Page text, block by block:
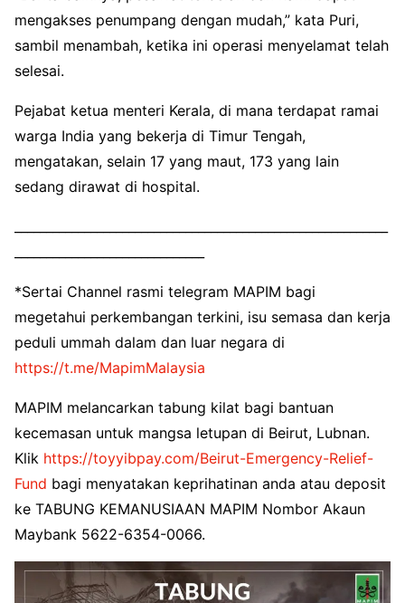
mengakses penumpang dengan mudah,” kata Puri,
sambil menambah, ketika ini operasi menyelamat telah
selesai.
Pejabat ketua menteri Kerala, di mana terdapat ramai
warga India yang bekerja di Timur Tengah,
mengatakan, selain 17 yang maut, 173 yang lain
sedang dirawat di hospital.
*Sertai Channel rasmi telegram MAPIM bagi
megetahui perkembangan terkini, isu semasa dan kerja
peduli ummah dalam dan luar negara di
https://t.me/MapimMalaysia
MAPIM melancarkan tabung kilat bagi bantuan
kecemasan untuk mangsa letupan di Beirut, Lubnan.
Klik https://toyyibpay.com/Beirut-Emergency-Relief-
Fund bagi menyatakan keprihatinan anda atau deposit
ke TABUNG KEMANUSIAAN MAPIM Nombor Akaun
Maybank 5622-6354-0066.